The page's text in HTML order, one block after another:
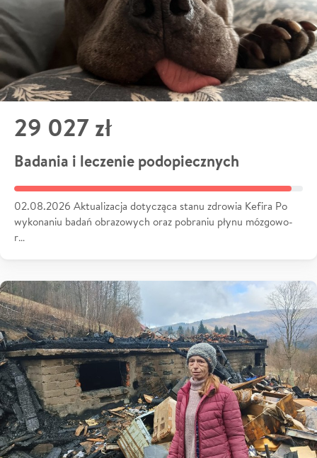
29 027 zł
Badania i leczenie podopiecznych
02.08.2026 Aktualizacja dotycząca stanu zdrowia Kefira Po
wykonaniu badań obrazowych oraz pobraniu płynu mózgowo-
r…